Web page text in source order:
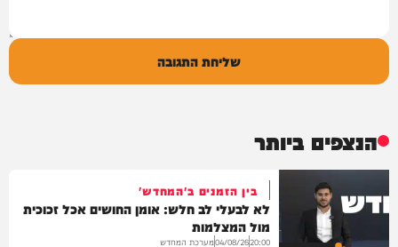
שליחת התגובה
הנצפים ביותר
בין הזמנים ב'המחדש'
לא לבעלי לב חלש: אומן החושים אכל זכוכית
מול המצלמות
20:00
04/08/26מערכת המחדש